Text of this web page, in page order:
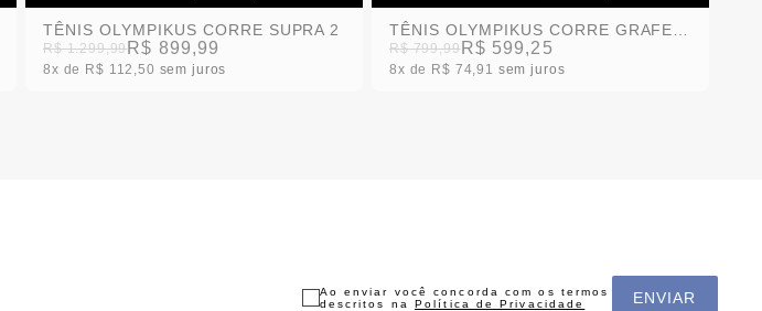
TÊNIS OLYMPIKUS CORRE SUPRA 2
R$ 1.299,99 R$ 899,99
8x R$ 112,50 sem juros
R$ 799,99 R$ 599,25
8x R$ 74,91 sem juros
ENVIAR
Ao enviar você concorda com os termos
descritos na Política de Privacidade